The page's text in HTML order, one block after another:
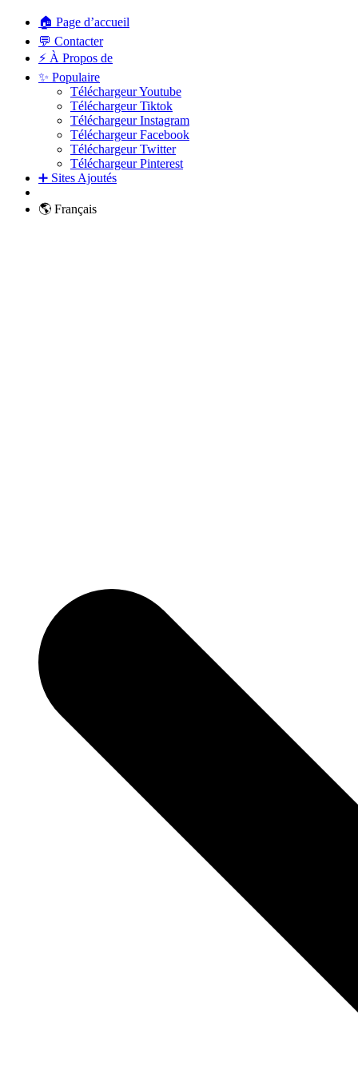
🏠 Page d’accueil
💬 Contacter
⚡ À Propos de
✨ Populaire
Téléchargeur Youtube
Téléchargeur Tiktok
Téléchargeur Instagram
Téléchargeur Facebook
Téléchargeur Twitter
Téléchargeur Pinterest
➕ Sites Ajoutés
🌎 Français